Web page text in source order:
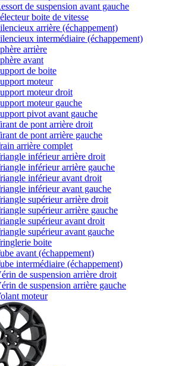
de suspension avant gauche
boite de vitesse
arrière (échappement)
intermédiaire (échappement)
arrière
avant
de boite
moteur
moteur droit
moteur gauche
pivot avant gauche
de pont arrière droit
de pont arrière gauche
arrière complet
inférieur arrière droit
inférieur arrière gauche
inférieur avant droit
inférieur avant gauche
supérieur arrière droit
supérieur arrière gauche
supérieur avant droit
supérieur avant gauche
boite
avant (échappement)
intermédiaire (échappement)
de suspension arrière droit
de suspension arrière gauche
moteur